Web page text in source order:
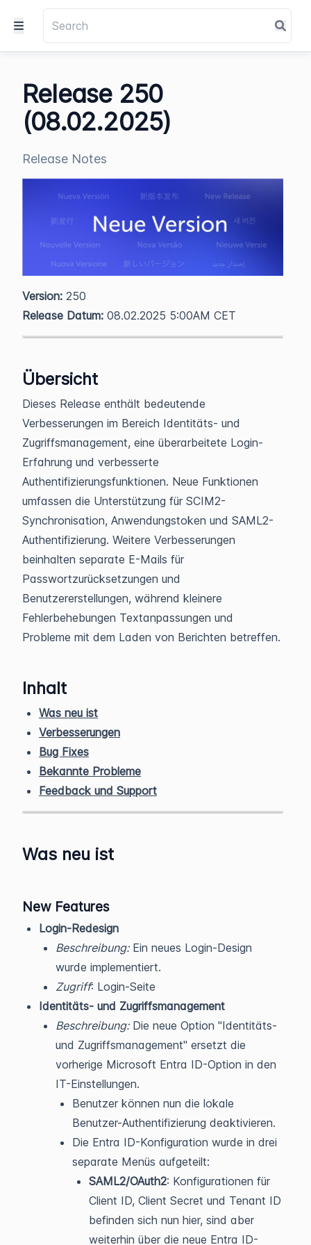
Release 250
(08.02.2025)
Release Notes
Version: 250
Release Datum: 08.02.2025 5:00AM CET
Übersicht
Dieses Release enthält bedeutende
Verbesserungen im Bereich Identitäts- und
Zugriffsmanagement, eine überarbeitete Login-
Erfahrung und verbesserte
Authentifizierungsfunktionen. Neue Funktionen
umfassen die Unterstützung für SCIM2-
Synchronisation, Anwendungstoken und SAML2-
Authentifizierung. Weitere Verbesserungen
beinhalten separate E-Mails für
Passwortzurücksetzungen und
Benutzererstellungen, während kleinere
Fehlerbehebungen Textanpassungen und
Probleme mit dem Laden von Berichten betreffen.
Inhalt
Was neu ist
Verbesserungen
Bug Fixes
Bekannte Probleme
Feedback und Support
Was neu ist
New Features
Login-Redesign
Beschreibung:Ein neues Login-Design
wurde implementiert.
Zugriff: Login-Seite
Identitäts- und Zugriffsmanagement
Beschreibung:Die neue Option "Identitäts-
und Zugriffsmanagement" ersetzt die
vorherige Microsoft Entra ID-Option in den
IT-Einstellungen.
Benutzer können nun die lokale
Benutzer-Authentifizierung deaktivieren.
Die Entra ID-Konfiguration wurde in drei
separate Menüs aufgeteilt:
SAML2/OAuth2: Konfigurationen für
Client ID, Client Secret und Tenant ID
befinden sich nun hier, sind aber
weiterhin über die neue Entra ID-